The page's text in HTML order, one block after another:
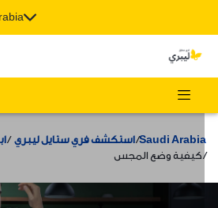
Arabia
Saudi استكشف فري ستايل ليبري
كيفية وضع المجس